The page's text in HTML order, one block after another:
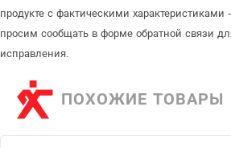
продукте с фактическими
просим сообщать в форме обратной связи
исправления.
ПОХОЖИЕ ТОВАРЫ